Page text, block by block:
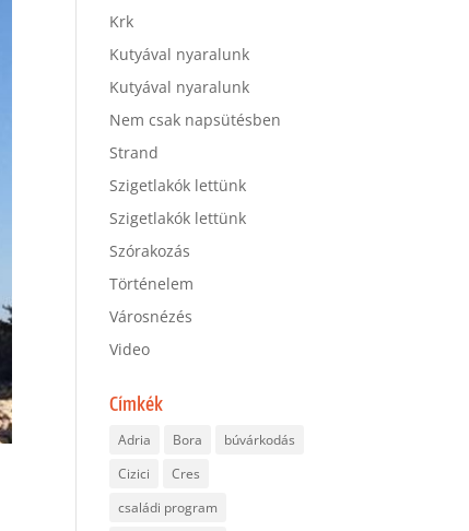
Krk
Kutyával nyaralunk
Kutyával nyaralunk
Nem csak napsütésben
Strand
Szigetlakók lettünk
Szigetlakók lettünk
Szórakozás
Történelem
Városnézés
Video
Címkék
Adria Bora
búvárkodás
Cizici
Cres
családi program